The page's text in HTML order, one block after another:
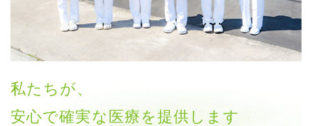
私たちが、
安心で確実な医療を提供します